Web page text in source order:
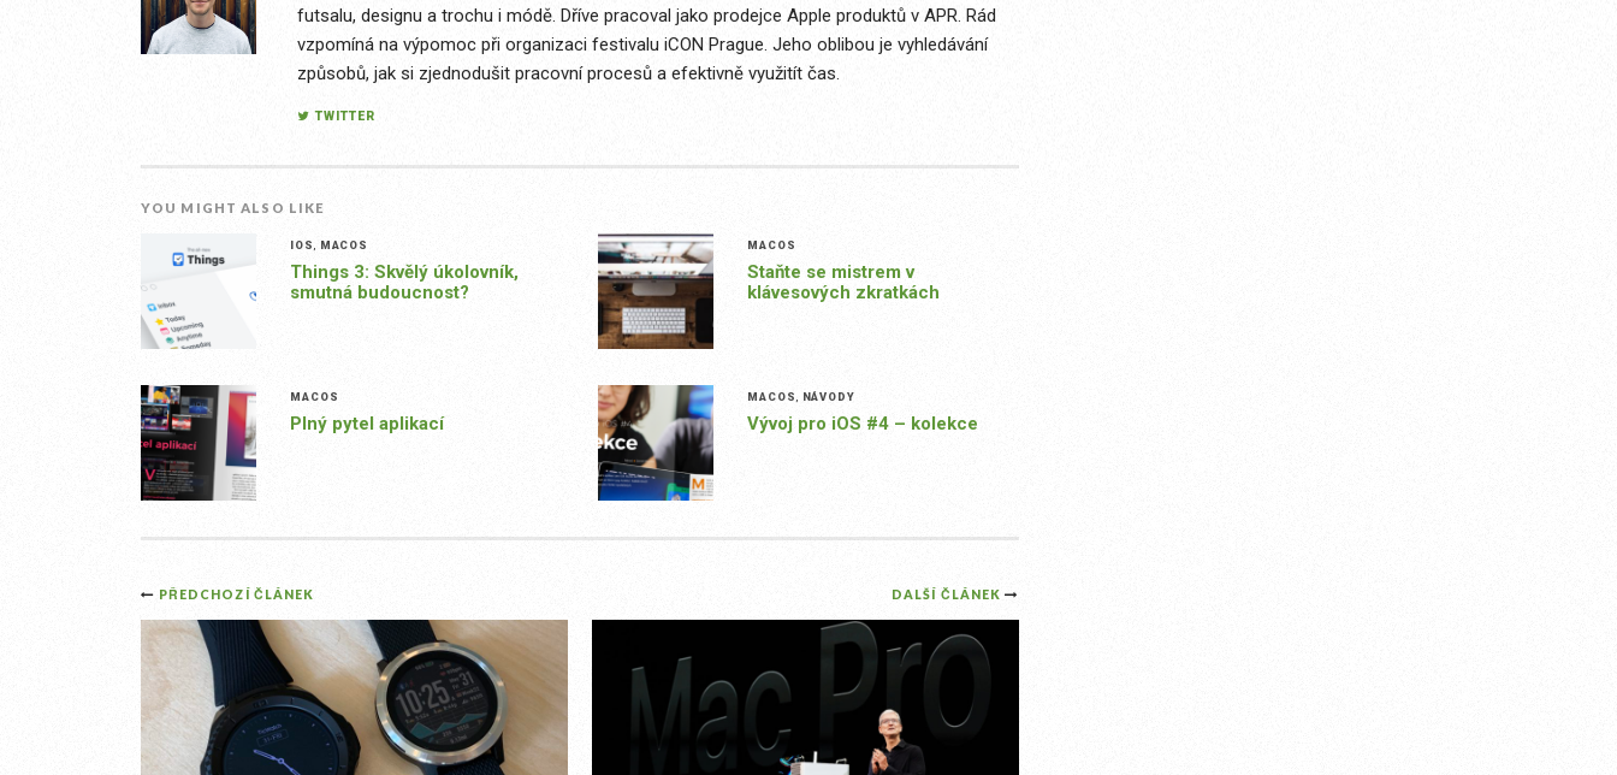
futsalu, designu a trochu i módě. Dříve pracoval jako prodejce Apple produktů v APR. Rád
vzpomíná na výpomoc při organizaci festivalu iCON Prague. Jeho oblibou je vyhledávání
způsobů, jak si zjednodušit pracovní procesů a efektivně využitít čas.
TWITTER
YOU MIGHT ALSO LIKE
IOS MACOS
Things 3: Skvělý úkolovník,
smutná budoucnost?
MACOS
Staňte se mistrem v
klávesových zkratkách
MACOS
Plný pytel aplikací
MACOS NÁVODY
Vývoj pro iOS #4 – kolekce
Post
navigation
DALŠÍ ČLÁNEK
PŘEDCHOZÍ ČLÁNEK